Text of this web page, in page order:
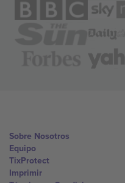
Sobre Nosotros
Equipo
TixProtect
Imprimir